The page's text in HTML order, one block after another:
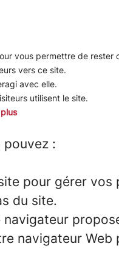
vous permettre de rester
vers ce site.
avec elle.
utilisent le site.
:
pour gérer vos
du site.
navigateur Web